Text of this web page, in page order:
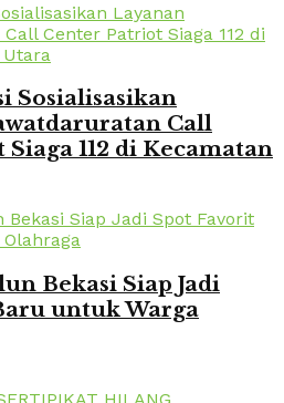
Sosialisasikan
Call
112 di Kecamatan
Bekasi Siap Jadi
untuk Warga